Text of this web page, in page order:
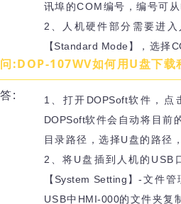
讯埠的COM编号，编号可
2、人机硬件部分需要进
【Standard Mode】
，选择
问:DOP-107WV如何用U盘下载
答:
1、打开 DOPSoft软件，点
DOPSoft软件会自动将目前
目录路径，选择U盘的路径
2、将U盘插到人机的USB
【System Setting】 -文件管
USB中 HMI-000的文件夹复